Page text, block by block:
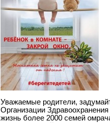
Уважаемые родители,
Организации
жизнь более 2000 семей